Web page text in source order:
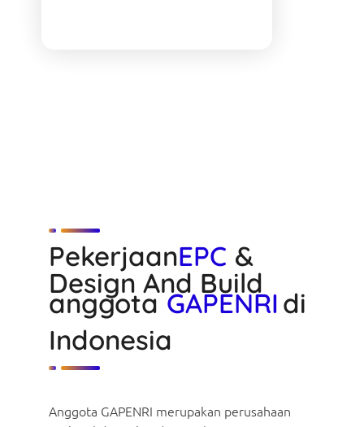
PekerjaanEPC &
Design And Build
anggota GAPENRIdi
Indonesia
Anggota GAPENRI merupakan perusahaan